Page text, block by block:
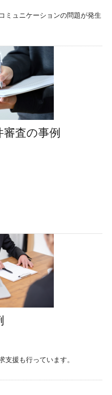
ミュニケーションの問題が発生
査の事例
支援も行っています。